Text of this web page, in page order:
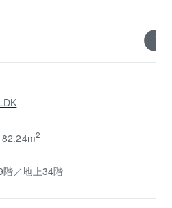
1 / 0
82.24m2
階／地上34階